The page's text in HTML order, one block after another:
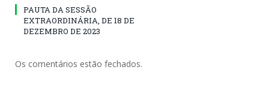
PAUTA DA SESSÃO
EXTRAORDINÁRIA, DE 18 DE
DEZEMBRO DE 2023
Os comentários estão fechados.